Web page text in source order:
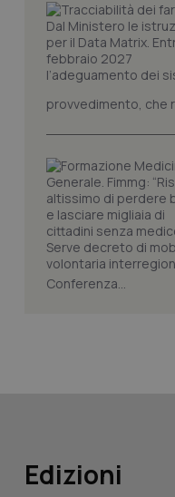
provvedimento, che
Conferenza...
Edizioni